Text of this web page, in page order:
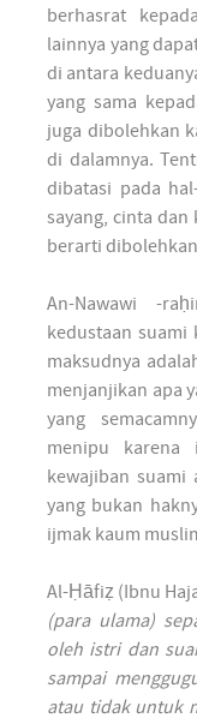
berhasrat
lainnya yang
di antara
yang sama
juga dibolehkan
di dalamnya.
dibatasi pada
sayang, cinta dan
berarti
An-Nawawi -
kedustaan suami
maksudnya
menjanjikan apa
yang
menipu karena
kewajiban suami
yang bukan
ijmak kaum
Al-Ḥāfiẓ (Ibnu
(para ulama)
oleh istri dan
sampai
atau tidak untuk